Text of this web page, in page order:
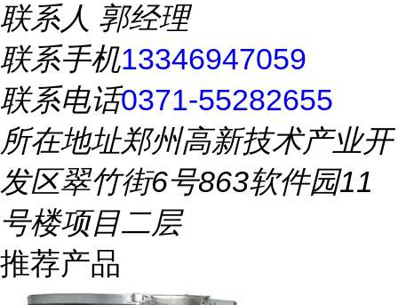
联系人 郭经理
联系手机13346947059
联系电话0371-55282655
所在地址郑州高新技术产业开
发区翠竹街6号863软件园11
号楼项目二层
推荐产品